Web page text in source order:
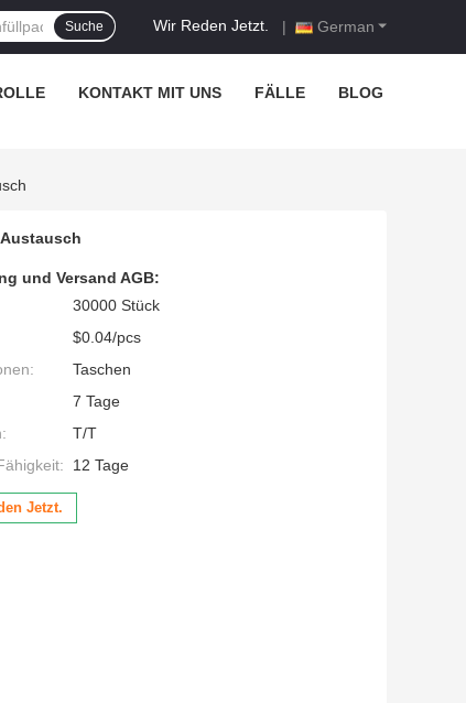
German
Wir Reden Jetzt. |
Suche
KONTAKT MIT UNS FÄLLE BLOG
und Versand AGB:
30000 Stück
$0.04/pcs
Taschen
7 Tage
T/T
12 Tage
Jetzt.